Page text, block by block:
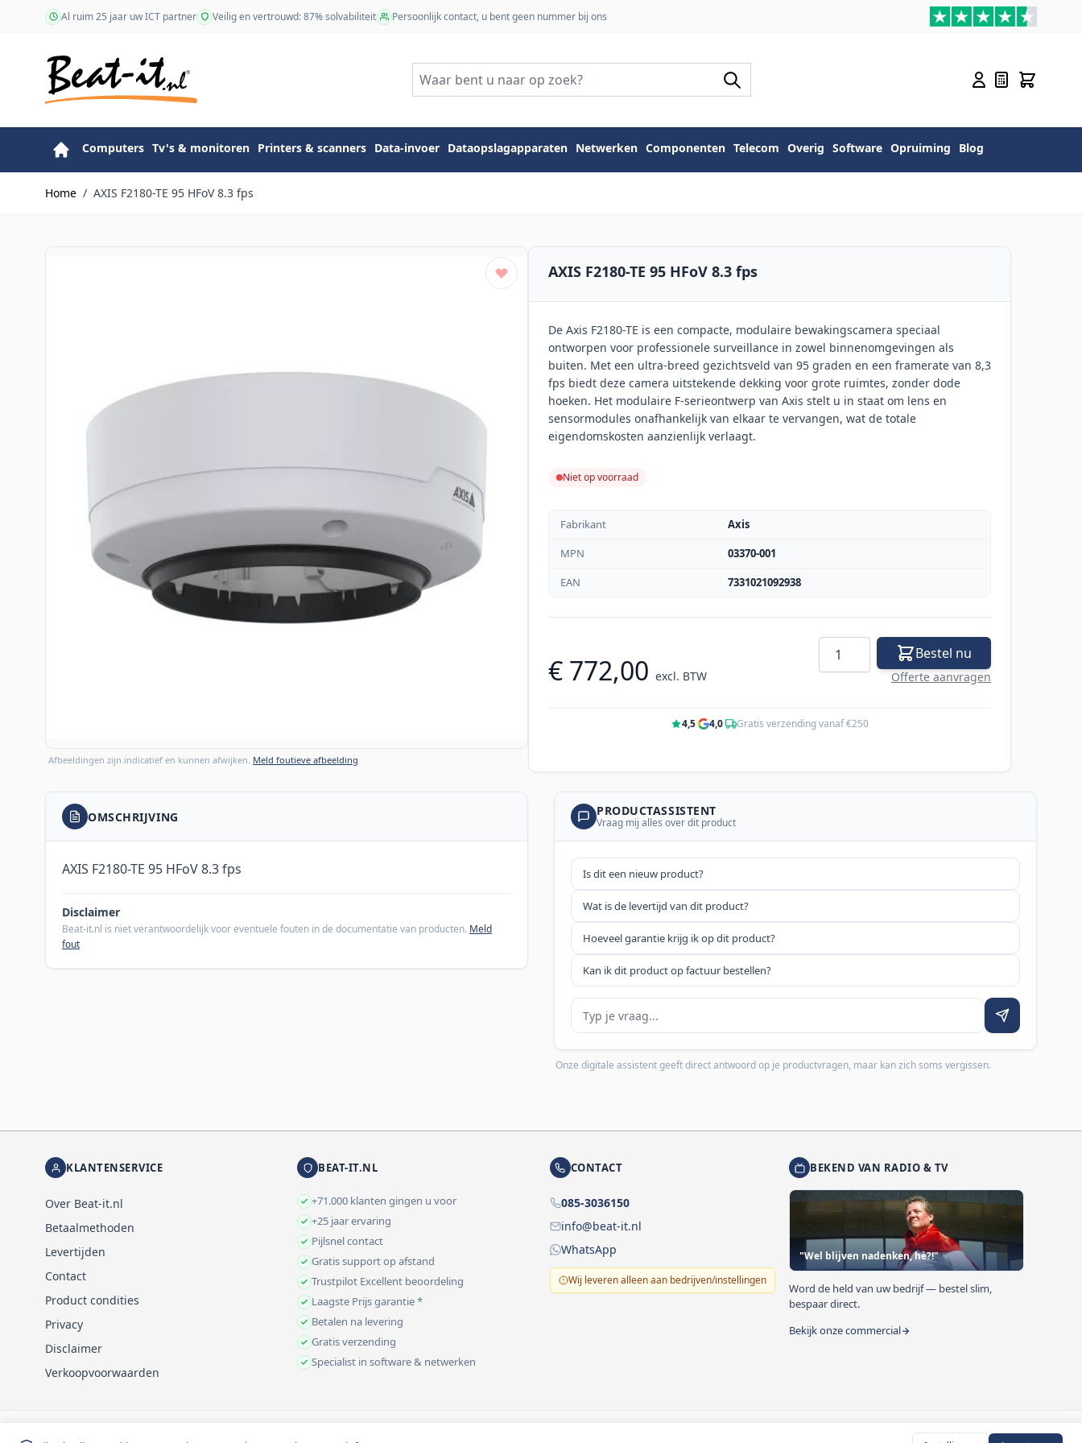
Ga naar de inhoudAl ruim 25 jaar uw ICT partner Veilig en vertrouwd: 87% solvabiliteit Persoonlijk contact, u bent geen nummer bij ons
Computers Tv's & monitoren Printers & scanners Data-invoer Dataopslagapparaten Netwerken Componenten Telecom Overig Software Opruiming Blog
Home / AXIS F2180-TE 95 HFoV 8.3 fps
Afbeeldingen zijn indicatief en kunnen afwijken. Meld foutieve afbeelding
AXIS F2180-TE 95 HFoV 8.3 fps
De Axis F2180-TE is een compacte, modulaire bewakingscamera speciaal
ontworpen voor professionele surveillance in zowel binnenomgevingen als
buiten. Met een ultra-breed gezichtsveld van 95 graden en een framerate van 8,3
fps biedt deze camera uitstekende dekking voor grote ruimtes, zonder dode
hoeken. Het modulaire F-serieontwerp van Axis stelt u in staat om lens en
sensormodules onafhankelijk van elkaar te vervangen, wat de totale
eigendomskosten aanzienlijk verlaagt.
Niet op voorraad
Fabrikant
Axis
MPN
03370-001
EAN
7331021092938
€ 772,00 excl. BTW
Aantal Bestel nu
Offerte aanvragen
4,5· 4,0· Gratis verzending vanaf €250
OMSCHRIJVING
AXIS F2180-TE 95 HFoV 8.3 fps
Disclaimer
Beat-it.nl is niet verantwoordelijk voor eventuele fouten in de documentatie van producten. Meld
fout
PRODUCTASSISTENT
Vraag mij alles over dit product
Is dit een nieuw product?
Wat is de levertijd van dit product?
Hoeveel garantie krijg ik op dit product?
Kan ik dit product op factuur bestellen?
Je vraag
Onze digitale assistent geeft direct antwoord op je productvragen, maar kan zich soms vergissen.
KLANTENSERVICE
Over Beat-it.nl
Betaalmethoden
Levertijden
Contact
Product condities
Privacy
Disclaimer
Verkoopvoorwaarden
BEAT-IT.NL
+71.000 klanten gingen u voor
+25 jaar ervaring
Pijlsnel contact
Gratis support op afstand
Trustpilot Excellent beoordeling
Laagste Prijs garantie *
Betalen na levering
Gratis verzending
Specialist in software & netwerken
CONTACT
085-3036150
info@beat-it.nl
WhatsApp
Wij leveren alleen aan bedrijven/instellingen
BEKEND VAN RADIO & TV
"Wel blijven nadenken, hè?!"
Word de held van uw bedrijf — bestel slim,
bespaar direct.
Bekijk onze commercial